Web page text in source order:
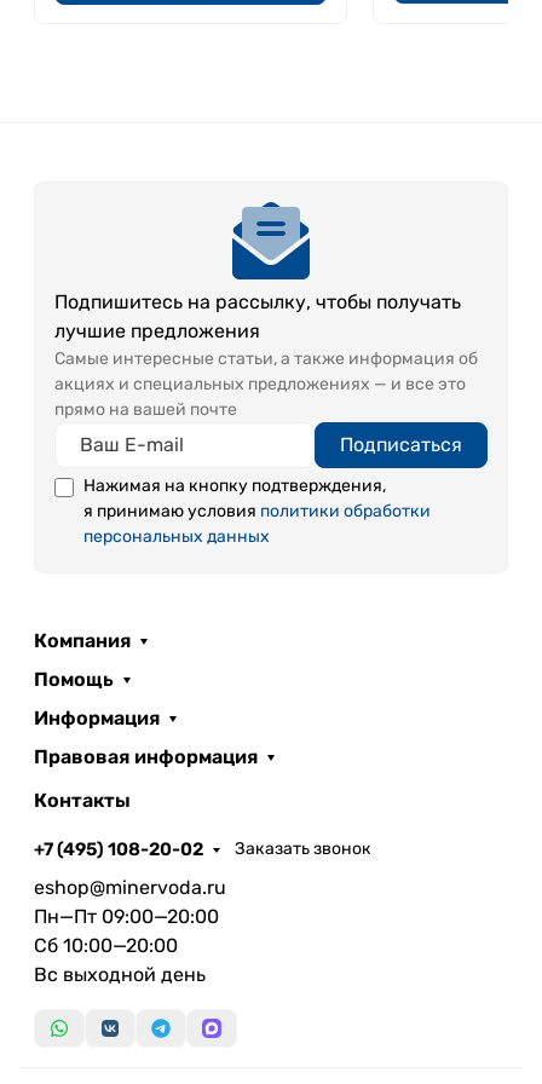
Наименование и место нахождения импортера,
уполномоченного изготовителем лица на
принятие претензий на территории ЕАЭС: ООО
"Родник"
Подпишитесь на рассылку, чтобы получать
лучшие предложения
Самые интересные статьи, а также информация об
акциях и специальных предложениях — и все это
прямо на вашей почте
Подписаться
Нажимая на кнопку подтверждения,
я принимаю условия политики обработки
персональных данных
Компания
Помощь
Информация
Правовая информация
Контакты
+7 (495) 108-20-02 Заказать звонок
eshop@minervoda.ru
Пн—Пт 09:00—20:00
Сб 10:00—20:00
Вс выходной день